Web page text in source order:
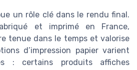
un rôle clé dans le rendu final.
et imprimé en France,
tenue dans le temps et valorise
d’impression papier varient
: certains produits affiches